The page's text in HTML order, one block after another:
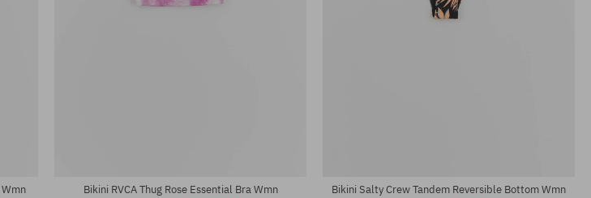
Bikini RVCA Thug Rose Essential Bra Wmn Bikini Salty Crew Tandem Reversible Bottom Wmn